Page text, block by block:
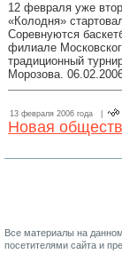
12 февраля уже
«Колодня»
Соревнуются
филиале
традиционный
Морозова.
13 февраля 2006 года |
Новая
Все материалы на
посетителями сайта и